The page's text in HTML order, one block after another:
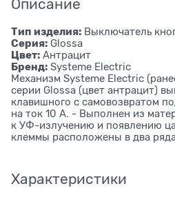
Описание
Тип изделия: Выключатель
Серия: Glossa
Цвет: Антрацит
Бренд: Systeme Electric
Механизм Systeme Electric
серии Glossa (цвет антрацит)
клавишного с самовозвратом
на ток 10 А. - Выполнен из
к УФ-излучению и появлению
клеммы расположены в два
Характеристики